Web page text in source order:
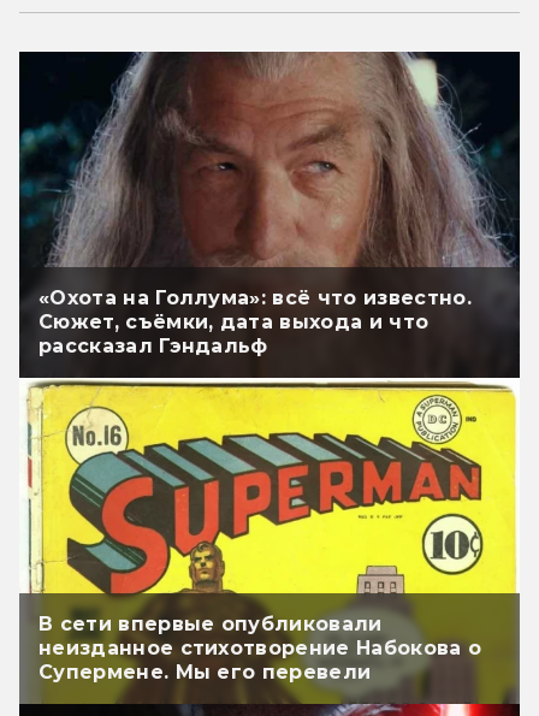
«Охота на Голлума»: всё что известно.
Сюжет, съёмки, дата выхода и что
рассказал Гэндальф
В сети впервые опубликовали
неизданное стихотворение Набокова о
Супермене. Мы его перевели